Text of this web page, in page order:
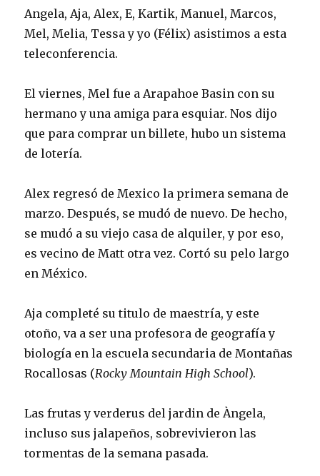
Angela, Aja, Alex, E, Kartik, Manuel, Marcos,
Mel, Melia, Tessa y yo (Félix) asistimos a esta
teleconferencia.
El viernes, Mel fue a Arapahoe Basin con su
hermano y una amiga para esquiar. Nos dijo
que para comprar un billete, hubo un sistema
de lotería.
Alex regresó de Mexico la primera semana de
marzo. Después, se mudó de nuevo. De hecho,
se mudó a su viejo casa de alquiler, y por eso,
es vecino de Matt otra vez. Cortó su pelo largo
en México.
Aja completé su titulo de maestría, y este
otoño, va a ser una profesora de geografía y
biología en la escuela secundaria de Montañas
Rocallosas (Rocky Mountain High School).
Las frutas y verderus del jardin de Àngela,
incluso sus jalapeños, sobrevivieron las
tormentas de la semana pasada.